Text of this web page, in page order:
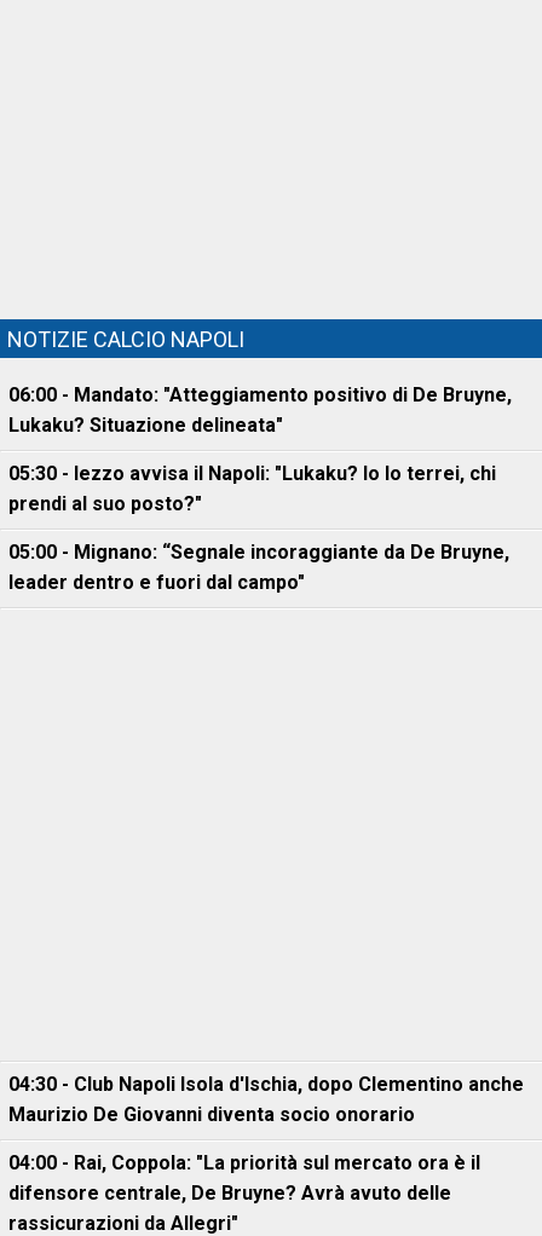
NOTIZIE CALCIO NAPOLI
06:00 - Mandato: "Atteggiamento positivo di De Bruyne,
Lukaku? Situazione delineata"
05:30 - Iezzo avvisa il Napoli: "Lukaku? Io lo terrei, chi
prendi al suo posto?"
05:00 - Mignano: “Segnale incoraggiante da De Bruyne,
leader dentro e fuori dal campo"
04:30 - Club Napoli Isola d'Ischia, dopo Clementino anche
Maurizio De Giovanni diventa socio onorario
04:00 - Rai, Coppola: "La priorità sul mercato ora è il
difensore centrale, De Bruyne? Avrà avuto delle
rassicurazioni da Allegri"